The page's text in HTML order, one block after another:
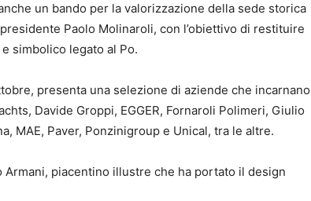
un bando per la valorizzazione della sede storica
Paolo Molinaroli, con l’obiettivo di restituire
simbolico legato al Po.
presenta una selezione di aziende che incarnano
Davide Groppi, EGGER, Fornaroli Polimeri, Giulio
MAE, Paver, Ponzinigroup e Unical, tra le altre.
piacentino illustre che ha portato il design